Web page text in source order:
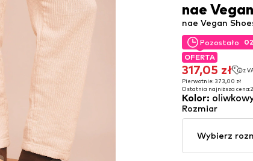
Pozostało 02
OFERTA
317,05 zł
z
Pierwotnie: 373,00 zł
Ostatnia najniższa cena:
Pozostało 02
OFERTA
317,05 zł
Pierwotnie: 373,00 zł
Ostatnia najniższa cena:
nae Vegan
nae
Kolor:
Rozmiar
Wybierz